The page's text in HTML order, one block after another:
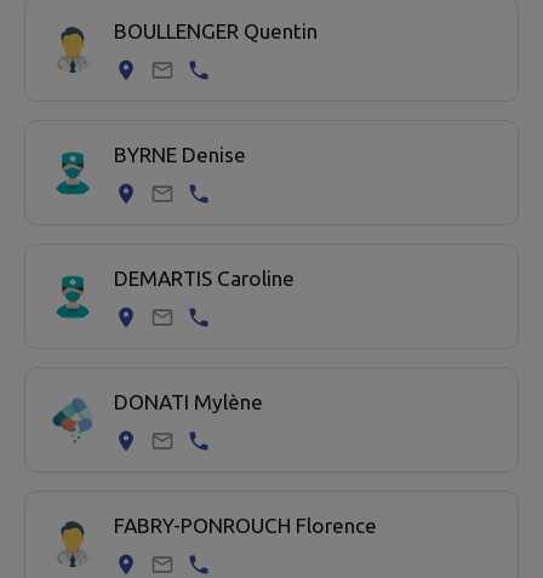
BOULLENGER Quentin
BYRNE Denise
DEMARTIS Caroline
DONATI Mylène
FABRY-PONROUCH Florence